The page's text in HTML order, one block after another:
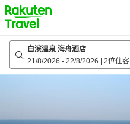
to
top
page
白滨温泉 海舟酒店
21/8/2026 - 22/8/2026 2位住客